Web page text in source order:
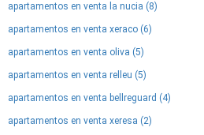
apartamentos en venta la nucia (8)
apartamentos en venta xeraco (6)
apartamentos en venta oliva (5)
apartamentos en venta relleu (5)
apartamentos en venta bellreguard (4)
apartamentos en venta xeresa (2)